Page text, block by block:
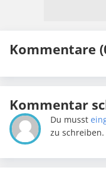
Kommentare
Kommentar
Du musst
zu schreiben.